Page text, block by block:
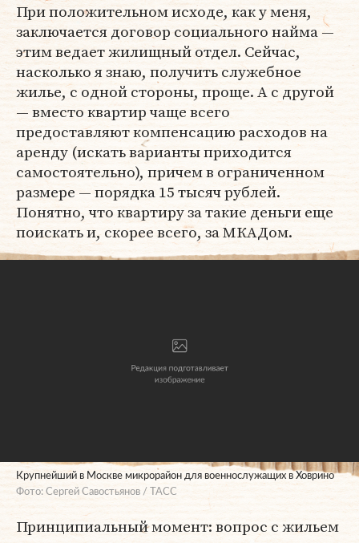
При положительном исходе, как у меня,
заключается договор социального найма —
этим ведает жилищный отдел. Сейчас,
насколько я знаю, получить служебное
жилье, с одной стороны, проще. А с другой
— вместо квартир чаще всего
предоставляют компенсацию расходов на
аренду (искать варианты приходится
самостоятельно), причем в ограниченном
размере — порядка 15 тысяч рублей.
Понятно, что квартиру за такие деньги еще
поискать и, скорее всего, за МКАДом.
Крупнейший в Москве микрорайон для военнослужащих в Ховрино
Фото: Сергей Савостьянов / ТАСС
Принципиальный момент: вопрос с жильем